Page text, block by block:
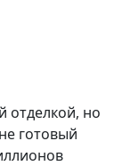
отделкой, но
готовый